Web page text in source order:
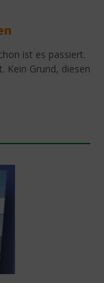
ist es passiert.
Kein Grund, diesen